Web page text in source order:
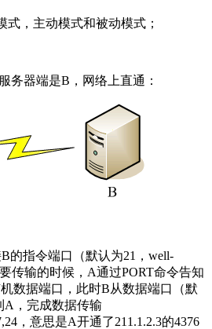
式，主动模式和被动模式；
务器端是B，网络上直通：
的指令端口（默认为21，well-
传输的时候，A通过PORT命令告知
数据端口，此时B从数据端口（默
A，完成数据传输
，意思是A开通了211.1.2.3的4376